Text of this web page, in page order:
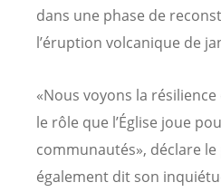
dans une phase de
l’éruption volcanique de
«Nous voyons la
le rôle que l’Église joue
communautés», déclare
également dit son